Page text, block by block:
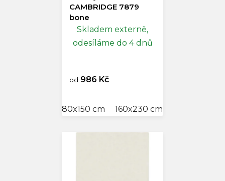
CAMBRIDGE 7879
bone
Skladem externě,
odesíláme do 4 dnů
od 986 Kč
80x150 cm 160x230 cm